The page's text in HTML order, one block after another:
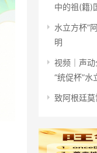
中的祖(籍)
水立方杯”
明
视频｜声
“统促杯”
致阿根廷